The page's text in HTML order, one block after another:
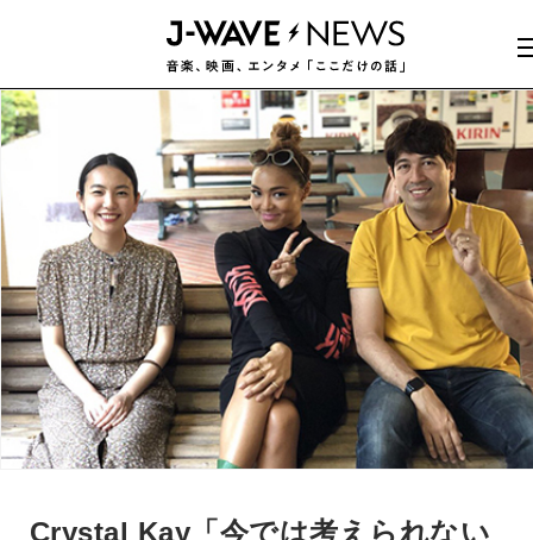
Crystal Kay「今では考えられない